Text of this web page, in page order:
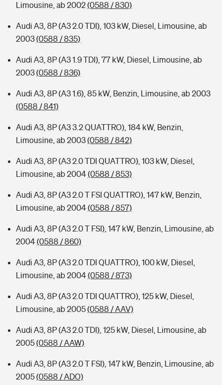
Limousine, ab 2002(0588 / 830)
Audi A3, 8P (A3 2.0 TDI), 103 kW, Diesel, Limousine, ab
2003(0588 / 835)
Audi A3, 8P (A3 1.9 TDI), 77 kW, Diesel, Limousine, ab
2003(0588 / 836)
Audi A3, 8P (A3 1.6), 85 kW, Benzin, Limousine, ab 2003
(0588 / 841)
Audi A3, 8P (A3 3.2 QUATTRO), 184 kW, Benzin,
Limousine, ab 2003(0588 / 842)
Audi A3, 8P (A3 2.0 TDI QUATTRO), 103 kW, Diesel,
Limousine, ab 2004(0588 / 853)
Audi A3, 8P (A3 2.0 T FSI QUATTRO), 147 kW, Benzin,
Limousine, ab 2004(0588 / 857)
Audi A3, 8P (A3 2.0 T FSI), 147 kW, Benzin, Limousine, ab
2004(0588 / 860)
Audi A3, 8P (A3 2.0 TDI QUATTRO), 100 kW, Diesel,
Limousine, ab 2004(0588 / 873)
Audi A3, 8P (A3 2.0 TDI QUATTRO), 125 kW, Diesel,
Limousine, ab 2005(0588 / AAV)
Audi A3, 8P (A3 2.0 TDI), 125 kW, Diesel, Limousine, ab
2005(0588 / AAW)
Audi A3, 8P (A3 2.0 T FSI), 147 kW, Benzin, Limousine, ab
2005(0588 / ADO)